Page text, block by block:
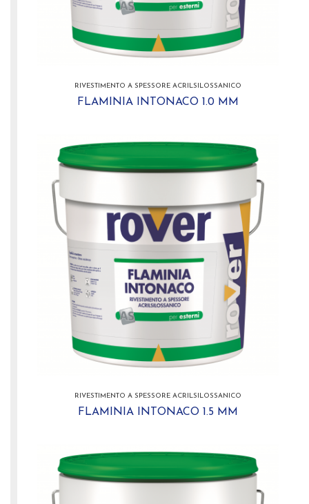
RIVESTIMENTO A SPESSORE ACRILSILOSSANICO
FLAMINIA INTONACO 1.0 MM
RIVESTIMENTO A SPESSORE ACRILSILOSSANICO
FLAMINIA INTONACO 1.5 MM